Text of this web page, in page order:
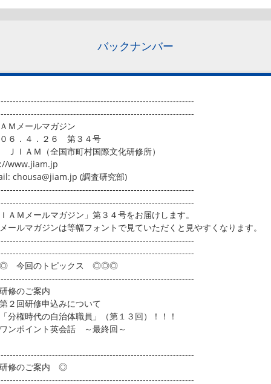
バックナンバー
Ｍメールマガジン
０６．４．２６ 第３４号
ＪＩＡＭ（全国市町村国際文化研修所）
www.jiam.jp
chousa@jiam.jp (調査研究部)
ＩＡＭメールマガジン」第３４号をお届けします。
ールマガジンは等幅フォントで見ていただくと見やすくなります。
今回のトピックス ◎◎◎
修のご案内
２回研修申込みについて
分権時代の自治体職員」（第１３回）！！！
ンポイント英会話 ～最終回～
修のご案内 ◎